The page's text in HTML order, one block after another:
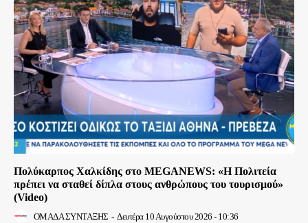
Πολύκαρπος Χαλκίδης στο MEGANEWS: «Η Πολιτεία
πρέπει να σταθεί δίπλα στους ανθρώπους του τουρισμού»
(Video)
ΟΜΑΔΑ ΣΥΝΤΑΞΗΣ - Δευτέρα 10 Αυγούστου 2026 - 10:36